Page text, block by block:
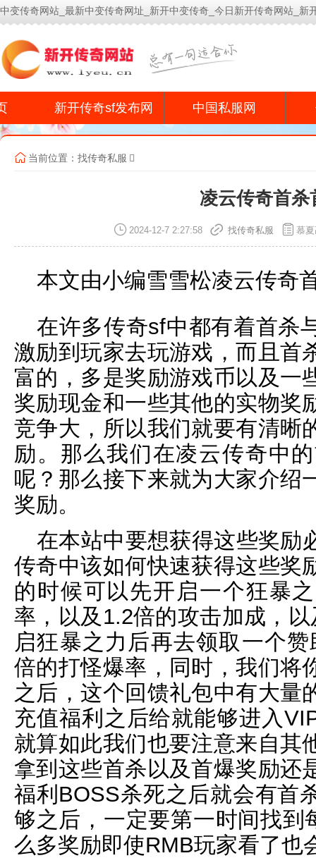
中变传奇网站_最新中变传奇网址_新开中变传奇_今日新开传奇网站_新
新开传奇sf发布网 中国私服网
当前位置： 找传奇私服
凌云传奇首杀
2024-12-7 2:27:58 找传奇私服 慕夏
本文由小编雪雪松凌云传奇
在许多传奇sf中都有着首杀
激励到玩家去玩游戏，而且首
富的，多是奖励游戏币以及一
奖励现金和一些其他的实物奖
竞争大，所以我们就要有清晰
励。那么我们在凌云传奇中
呢？那么接下来就为大家介绍
奖励。
在本站中要想获得这些奖励
传奇中该如何快速获得这些奖
的时候可以先开启一个狂暴
率，以及1.2倍的攻击加成，
启狂暴之力后再去领取一个
倍的打怪爆率，同时，我们将
之后，这个回馈礼包中有大量
充值福利之后给就能够进入
就算如此我们也要注意来自其
拿到这些首杀以及首爆奖励还
福利BOSS杀死之后就会有首
够之后，一定要第一时间找到
么多奖励即使RMB玩家看了也